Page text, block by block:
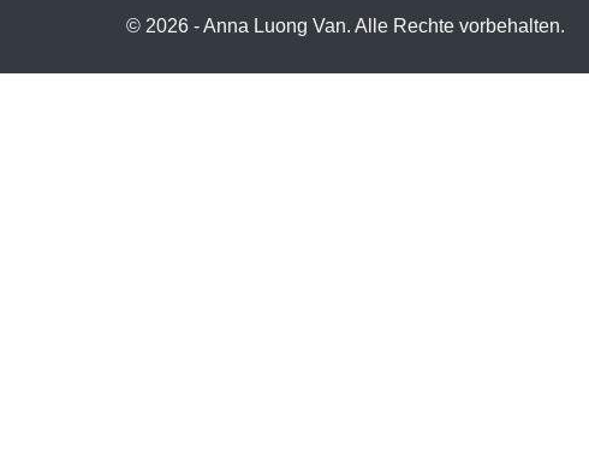
© 2026 - Anna Luong Van. Alle Rechte vorbehalten.